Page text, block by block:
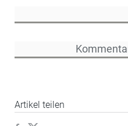
Artikel teilen